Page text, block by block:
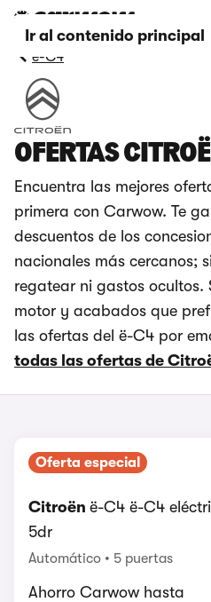
Ir al contenido principal
ë-C4
OFERTAS
Encuentra las mejores
primera con Carwow. Te
descuentos de los
nacionales más cercanos;
regatear ni gastos ocultos.
motor y acabados que
las ofertas del ë-C4 por
todas las ofertas de
Oferta especial
Citroën ë-C4 ë-C4
5dr
Automático 5 puertas
Ahorro Carwow hasta